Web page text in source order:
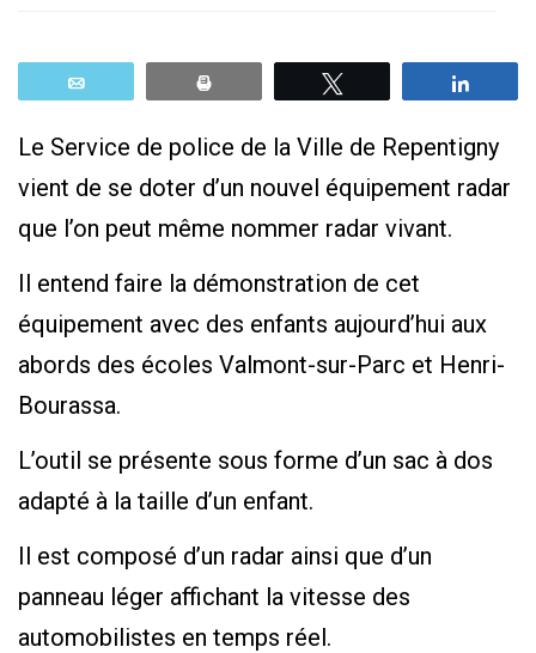
Le Service de police de la Ville de Repentigny
vient de se doter d’un nouvel équipement radar
que l’on peut même nommer radar vivant.
Il entend faire la démonstration de cet
équipement avec des enfants aujourd’hui aux
abords des écoles Valmont-sur-Parc et Henri-
Bourassa.
L’outil se présente sous forme d’un sac à dos
adapté à la taille d’un enfant.
Il est composé d’un radar ainsi que d’un
panneau léger affichant la vitesse des
automobilistes en temps réel.